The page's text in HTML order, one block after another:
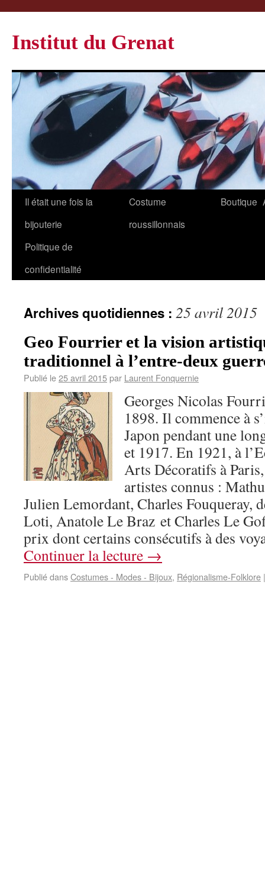
Institut du Grenat
Il était une fois la
bijouterie
Costume
roussillonnais
Boutique
Politique de
confidentialité
Archives quotidiennes : 25 avril 2015
Geo Fourrier et la vision
traditionnel à l’entre-deux
Publié le25 avril 2015par Laurent Fonquernie
Georges Nicolas
1898. Il commence à
Japon pendant une
et 1917. En 1921, à
Arts Décoratifs à
artistes connus :
Julien Lemordant, Charles Fouqueray,
Loti, Anatole Le Braz et Charles Le
prix dont certains consécutifs à des
Continuer la lecture →
Publié dansCostumes - Modes - Bijoux, Régionalisme-Folklore |